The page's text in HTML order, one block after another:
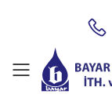
Menu